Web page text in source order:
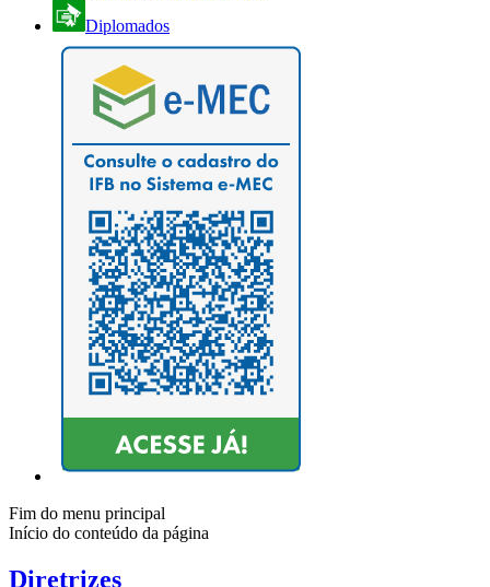
Diplomados
Fim do menu principal
Início do conteúdo da página
Diretrizes